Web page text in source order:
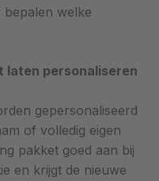
welke
laten personaliseren
gepersonaliseerd
of volledig eigen
pakket goed aan bij
en krijgt de nieuwe